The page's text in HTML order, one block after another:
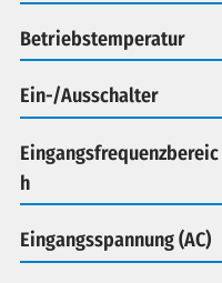
Betriebstemperatur
Ein-/Ausschalter
Eingangsfrequenzbereic
h
Eingangsspannung (AC)